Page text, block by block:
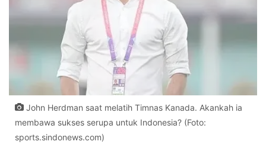
John Herdman saat melatih Timnas Kanada. Akankah ia
membawa sukses serupa untuk Indonesia? (Foto:
sports.sindonews.com)